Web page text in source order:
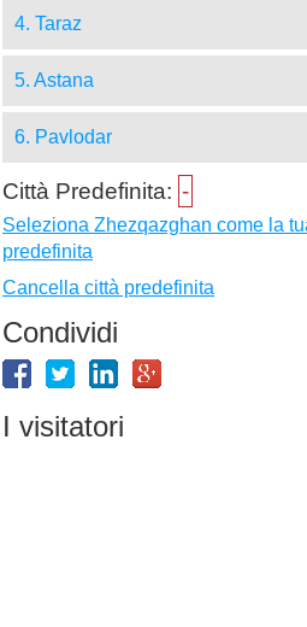
4. Taraz
5. Astana
6. Pavlodar
Città Predefinita: -
Seleziona Zhezqazghan come la
predefinita
Cancella città predefinita
Condividi
I visitatori